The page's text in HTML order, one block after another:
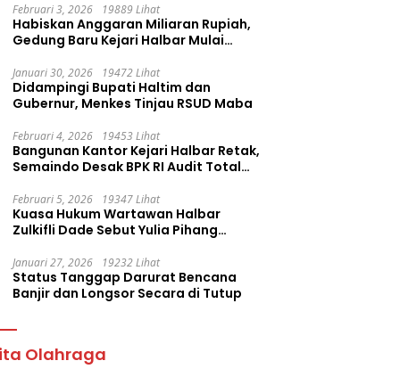
Februari 3, 2026 19889 Lihat
Habiskan Anggaran Miliaran Rupiah,
Gedung Baru Kejari Halbar Mulai
Januari 30, 2026 19472 Lihat
Didampingi Bupati Haltim dan
Gubernur, Menkes Tinjau RSUD Maba
Februari 4, 2026 19453 Lihat
Bangunan Kantor Kejari Halbar Retak,
Semaindo Desak BPK RI Audit Total
Februari 5, 2026 19347 Lihat
Kuasa Hukum Wartawan Halbar
Zulkifli Dade Sebut Yulia Pihang
Januari 27, 2026 19232 Lihat
Status Tanggap Darurat Bencana
Banjir dan Longsor Secara di Tutup
Olahraga